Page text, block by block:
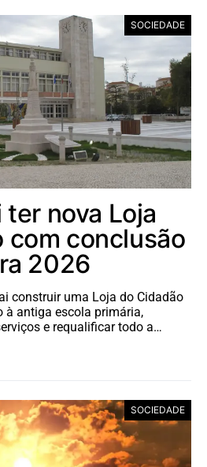
SOCIEDADE
nova Loja
com conclusão
2026
construir uma Loja do Cidadão
à antiga escola primária,
e requalificar todo a…
SOCIEDADE